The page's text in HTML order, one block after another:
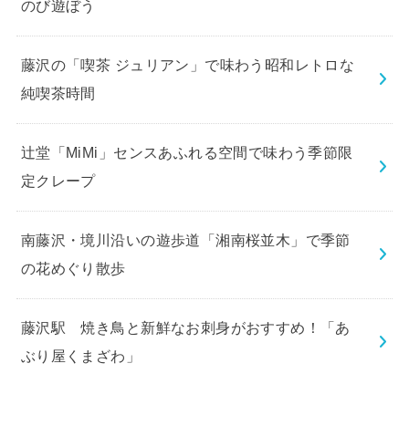
のび遊ぼう
藤沢の「喫茶 ジュリアン」で味わう昭和レトロな
純喫茶時間
辻堂「MiMi」センスあふれる空間で味わう季節限
定クレープ
南藤沢・境川沿いの遊歩道「湘南桜並木」で季節
の花めぐり散歩
藤沢駅 焼き鳥と新鮮なお刺身がおすすめ！「あ
ぶり屋くまざわ」